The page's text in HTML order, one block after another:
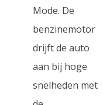
Mode. De
benzinemotor
drijft de auto
aan bij hoge
snelheden met